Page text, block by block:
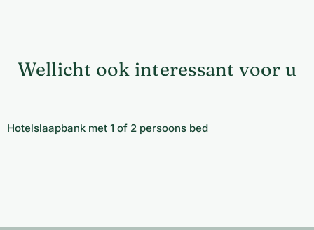
Wellicht ook interessant voor u
Hotelslaapbank met 1 of 2 persoons bed